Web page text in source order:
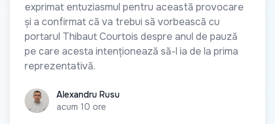
exprimat entuziasmul pentru această provocare
și a confirmat că va trebui să vorbească cu
portarul Thibaut Courtois despre anul de pauză
pe care acesta intenționează să-l ia de la prima
reprezentativă.
Alexandru Rusu
Alexandru Rusu
acum 10 ore